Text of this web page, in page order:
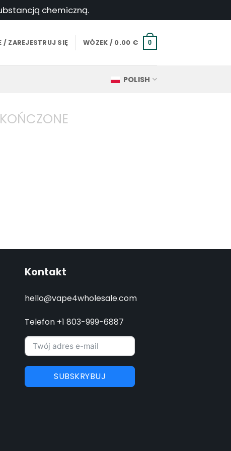
chemiczną.
/ ZAREJESTRUJ SIĘ WÓZEK / 0.00 € 0
POLISH
Kontakt
hello@vape4wholesale.com
Telefon +1 803-999-6887
SUBSKRYBUJ